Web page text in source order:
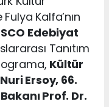
Kalfa’nın
Edebiyat
Tanıtım
Kültür
Ersoy, 66.
Prof. Dr.